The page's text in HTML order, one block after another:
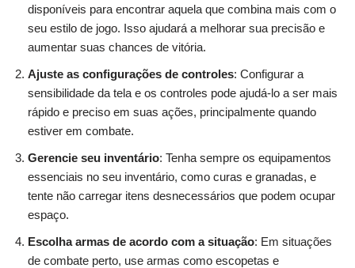
disponíveis para encontrar aquela que combina mais com o
seu estilo de jogo. Isso ajudará a melhorar sua precisão e
aumentar suas chances de vitória.
Ajuste as configurações de controles: Configurar a
sensibilidade da tela e os controles pode ajudá-lo a ser mais
rápido e preciso em suas ações, principalmente quando
estiver em combate.
Gerencie seu inventário: Tenha sempre os equipamentos
essenciais no seu inventário, como curas e granadas, e
tente não carregar itens desnecessários que podem ocupar
espaço.
Escolha armas de acordo com a situação: Em situações
de combate perto, use armas como escopetas e